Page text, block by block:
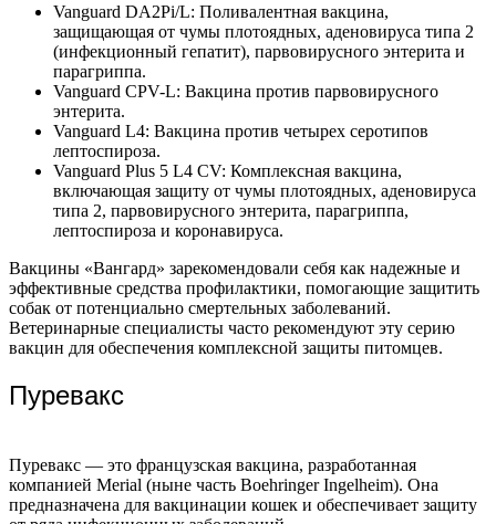
Vanguard DA2Pi/L: Поливалентная вакцина,
защищающая от чумы плотоядных, аденовируса типа 2
(инфекционный гепатит), парвовирусного энтерита и
парагриппа.
Vanguard CPV-L: Вакцина против парвовирусного
энтерита.
Vanguard L4: Вакцина против четырех серотипов
лептоспироза.
Vanguard Plus 5 L4 CV: Комплексная вакцина,
включающая защиту от чумы плотоядных, аденовируса
типа 2, парвовирусного энтерита, парагриппа,
лептоспироза и коронавируса.
Вакцины «Вангард» зарекомендовали себя как надежные и
эффективные средства профилактики, помогающие защитить
собак от потенциально смертельных заболеваний.
Ветеринарные специалисты часто рекомендуют эту серию
вакцин для обеспечения комплексной защиты питомцев.
Пуревакс
Пуревакс — это французская вакцина, разработанная
компанией Merial (ныне часть Boehringer Ingelheim). Она
предназначена для вакцинации кошек и обеспечивает защиту